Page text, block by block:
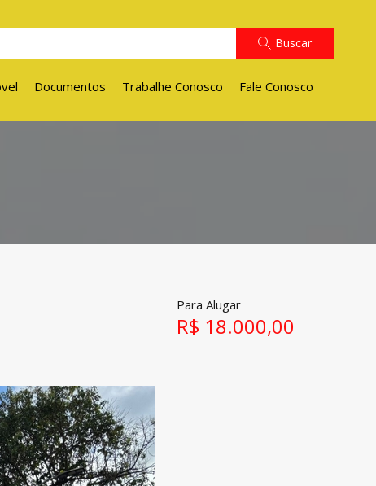
Buscar
Documentos Trabalhe Conosco Fale Conosco
Para Alugar
R$ 18.000,00